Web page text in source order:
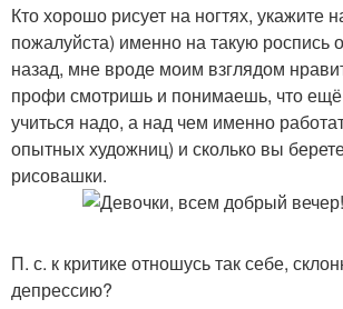
Кто хорошо рисует на ногтях, укажите
пожалуйста) именно на такую роспись
назад, мне вроде моим взглядом
профи смотришь и понимаешь, что
учиться надо, а над чем именно
опытных художниц) и сколько вы
рисовашки.
П. с. к критике отношусь так себе,
депрессию?